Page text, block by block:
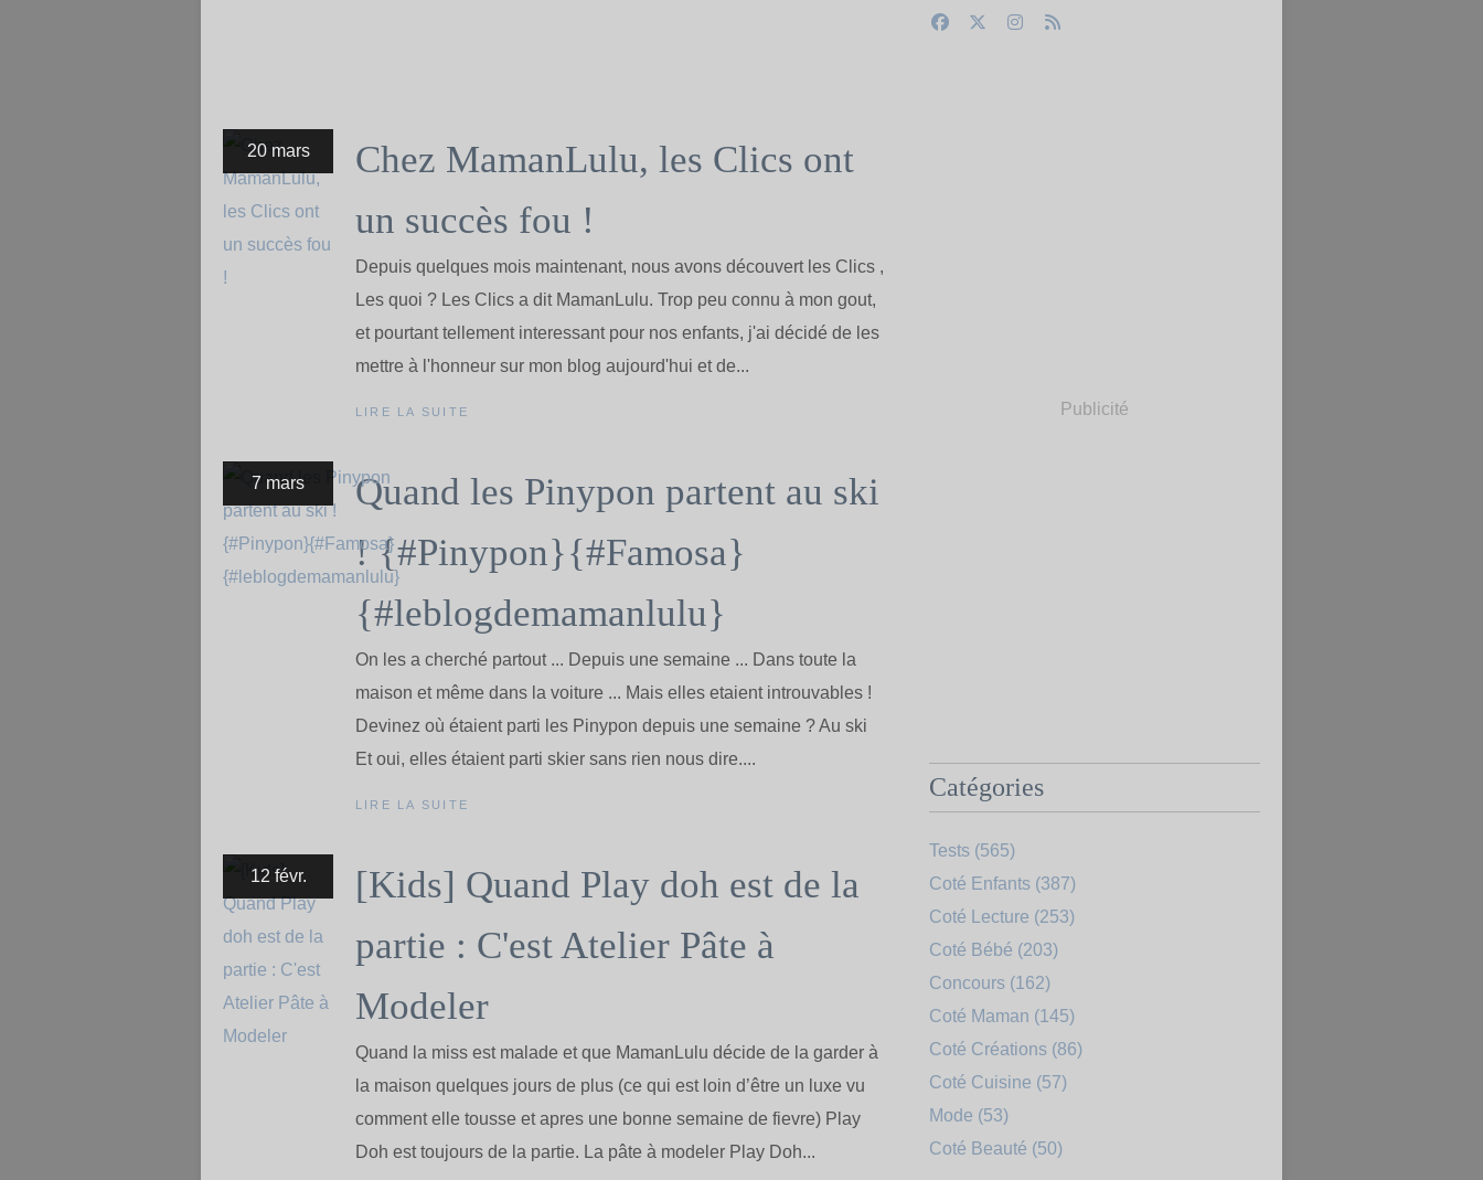
20 mars
Chez MamanLulu, les Clics ont
un succès fou !
Depuis quelques mois maintenant, nous avons découvert les Clics ,
Les quoi ? Les Clics a dit MamanLulu. Trop peu connu à mon gout,
et pourtant tellement interessant pour nos enfants, j'ai décidé de les
mettre à l'honneur sur mon blog aujourd'hui et de...
LIRE LA SUITE
7 mars
Quand les Pinypon partent au ski
! {#Pinypon}{#Famosa}
{#leblogdemamanlulu}
On les a cherché partout ... Depuis une semaine ... Dans toute la
maison et même dans la voiture ... Mais elles etaient introuvables !
Devinez où étaient parti les Pinypon depuis une semaine ? Au ski
Et oui, elles étaient parti skier sans rien nous dire....
LIRE LA SUITE
12 févr.
[Kids] Quand Play doh est de la
partie : C'est Atelier Pâte à
Modeler
Quand la miss est malade et que MamanLulu décide de la garder à
la maison quelques jours de plus (ce qui est loin d’être un luxe vu
comment elle tousse et apres une bonne semaine de fievre) Play
Doh est toujours de la partie. La pâte à modeler Play Doh...
Publicité
Catégories
Tests (565)
Coté Enfants (387)
Coté Lecture (253)
Coté Bébé (203)
Concours (162)
Coté Maman (145)
Coté Créations (86)
Coté Cuisine (57)
Mode (53)
Coté Beauté (50)